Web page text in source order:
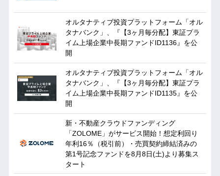
オルタナティブ投資プラットフォーム「オル
タナバンク」、『【3ヶ月毎分配】東証プラ
イム上場企業中長期ファンドID1136』を公
開
オルタナティブ投資プラットフォーム「オル
タナバンク」、『【3ヶ月毎分配】東証プラ
イム上場企業中長期ファンドID1135』を公
開
新・不動産クラウドファンディング
「ZOLOME」がサービス開始！想定利回り
年利16％（税引前）・売買契約締結済みの
第1号記念ファンドを8月8日(土)より募集ス
タート